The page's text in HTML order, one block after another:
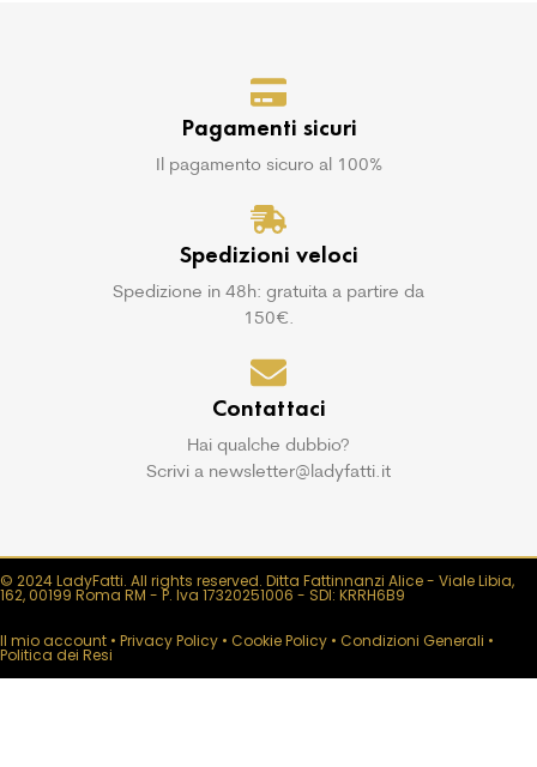
Pagamenti sicuri
Il pagamento sicuro al 100%
Spedizioni veloci
Spedizione in 48h: gratuita a partire da
150€.
Contattaci
Hai qualche dubbio?
Scrivi a newsletter@ladyfatti.it
© 2024 LadyFatti. All rights reserved. Ditta Fattinnanzi Alice - Viale Libia,
162, 00199 Roma RM - P. Iva 17320251006 - SDI: KRRH6B9
Il mio account • Privacy Policy • Cookie Policy • Condizioni Generali •
Politica dei Resi